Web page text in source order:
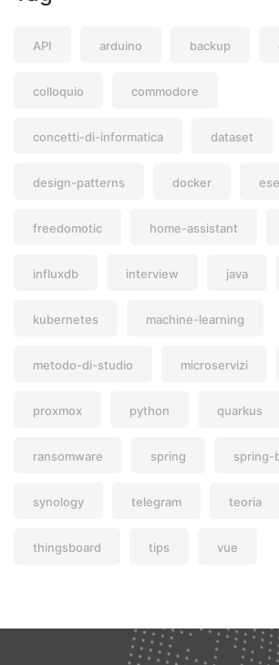
API arduino backup
colloquio commodore
concetti-di-informatica dataset
design-patterns docker
freedomotic home-assistant
influxdb interview java
kubernetes machine-learning
metodo-di-studio microservizi
proxmox python quarkus
ransomware spring spring-
synology telegram teoria
thingsboard tips vue